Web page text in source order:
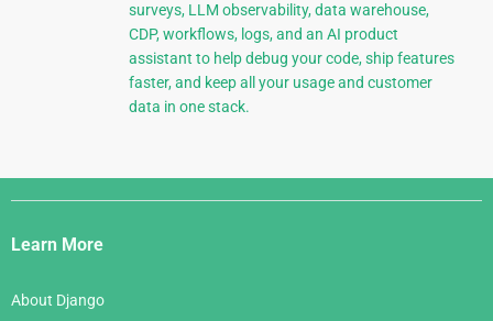
surveys, LLM observability, data warehouse,
CDP, workflows, logs, and an AI product
assistant to help debug your code, ship features
faster, and keep all your usage and customer
data in one stack.
Django
Links
Learn More
About Django